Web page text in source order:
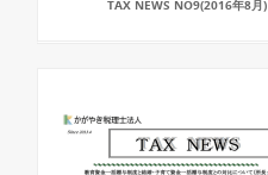
TAX NEWS NO9(2016年8月)